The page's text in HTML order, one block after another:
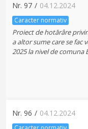
Nr. 97 / 04.12.2024
Caracter normativ
Proiect de hotărâre
a altor sume care se fac
2025 la nivel de comuna
Nr. 96 / 04.12.2024